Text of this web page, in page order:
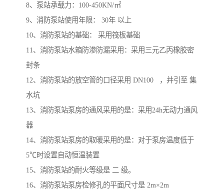
8、泵站承载力：100-450KN/㎡
9、消防泵站使用年限： 30年 以上
10、消防泵站的基础： 采用筏板基础
11、消防泵站水箱防渗防漏采用：采用三元乙丙橡胶密
封条
12、消防泵站的放空管的口径采用 DN100 ，并引至 集
水坑
13、消防泵站泵房的通风采用的是：采用24h无动力通风
器
14、消防泵站泵房的取暖采用的是：对于泵房温度低于
5℃时设置自动恒温装置
15、消防泵站的耐火等级是 二 级。
16、消防泵站泵房检修孔的平面尺寸是 2m×2m